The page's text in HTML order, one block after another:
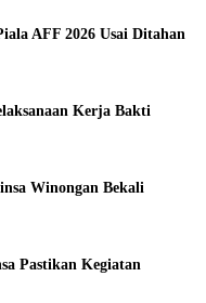
AFF 2026 Usai Ditahan
Kerja Bakti
Winongan Bekali
Pastikan Kegiatan